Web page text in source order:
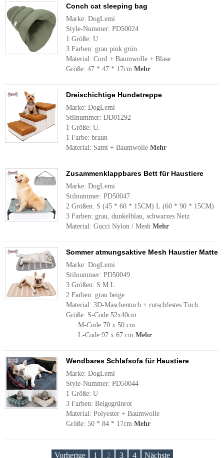
Conch cat sleeping bag
Marke: DogLemi
Style-Nummer: PD50024
1 Größe: U
3 Farben: grau pink grün
Material: Cord + Baumwolle + Blase
Größe: 47 * 47 * 17cm Mehr
Dreischichtige Hundetreppe
Marke: DogLemi
Stilnummer: DD01292
1 Größe: U.
1 Farbe: braun
Material: Samt + Baumwolle Mehr
Zusammenklappbares Bett für Haustiere
Marke: DogLemi
Stilnummer: PD50047
2 Größen: S (45 * 60 * 15CM) L (60 * 90 * 15CM)
3 Farben: grau, dunkelblau, schwarzes Netz
Material: Gucci Nylon / Mesh Mehr
Sommer atmungsaktive Mesh Haustier Matte
Marke: DogLemi
Stilnummer: PD50049
3 Größen: S M L.
2 Farben: grau beige
Material: 3D-Maschentuch + rutschfestes Tuch
Größe: S-Code 52x40cm
M-Code 70 x 50 cm
L-Code 97 x 67 cm Mehr
Wendbares Schlafsofa für Haustiere
Marke: DogLemi
Style-Nummer: PD50044
1 Größe: U
3 Farben: Beigegrünrot
Material: Polyester + Baumwolle
Größe: 50 * 84 * 17cm Mehr
Vorherige 1 2 3 4 Nächste